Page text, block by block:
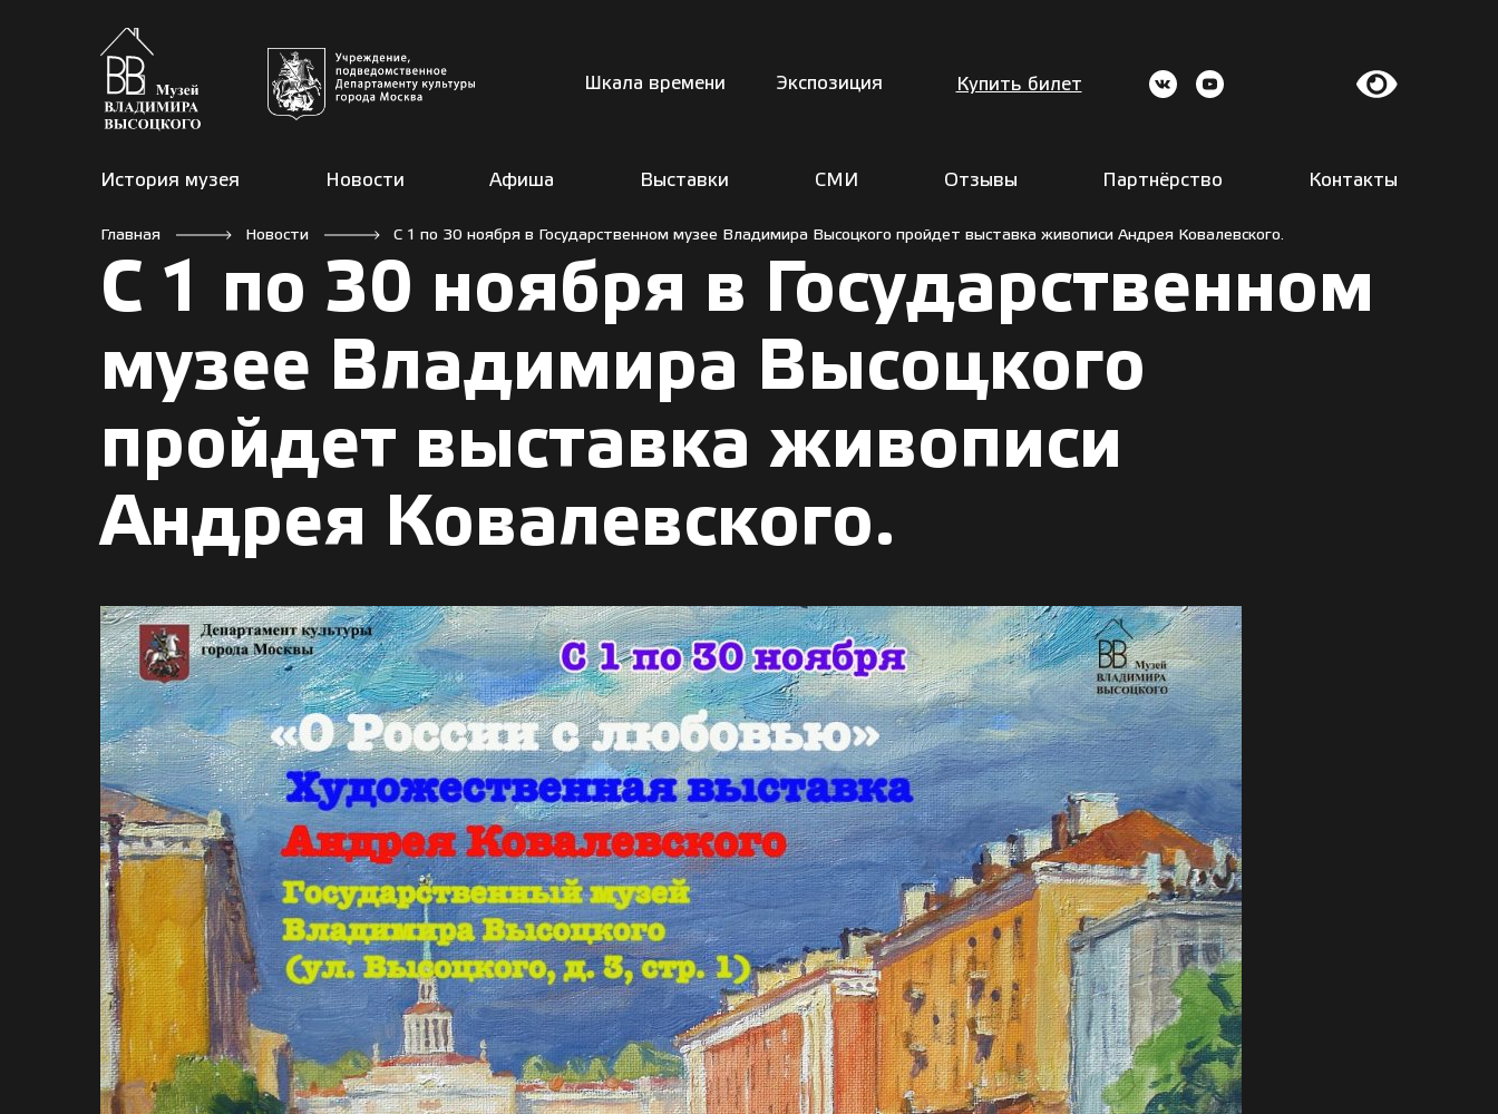
Шкала времени Экспозиция Купить билет
История музея Новости Афиша Выставки СМИ Отзывы Партнёрство Контакты
Главная Новости С 1 по 30 ноября в Государственном музее Владимира Высоцкого пройдет выставка живописи Андрея Ковалевского.
С 1 по 30 ноября в Государственном
музее Владимира Высоцкого
пройдет выставка живописи
Андрея Ковалевского.